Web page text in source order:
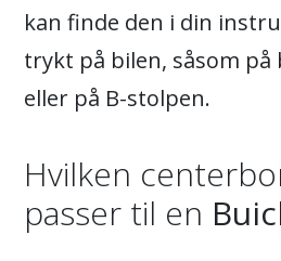
kan finde den i din
trykt på bilen, såsom
eller på B-stolpen.
Hvilken
passer til en